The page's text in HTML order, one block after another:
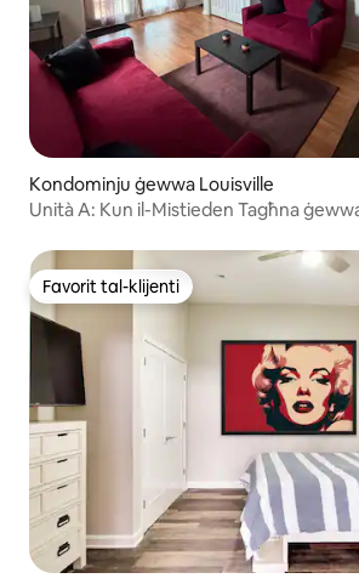
Kondominju ġewwa Louisville
Unità A: Kun il-Mistieden Tagħna
Favorit tal-klijenti
Favorit tal-klijenti